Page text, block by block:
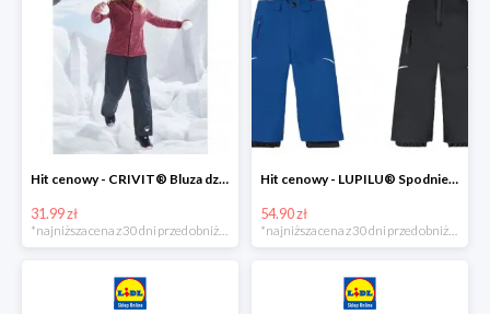
Hit cenowy - CRIVIT® Bluza dziewczęca z polaru
31.99 zł
Hit cenowy - LUPILU® Spodnie narciarskie chłopięce
54.90 zł